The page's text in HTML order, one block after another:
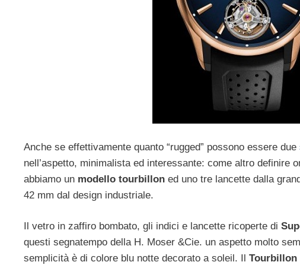
Anche se effettivamente quanto “rugged” possono essere due
nell’aspetto, minimalista ed interessante: come altro definire
abbiamo un modello tourbillon ed uno tre lancette dalla
42 mm dal design industriale.
Il vetro in zaffiro bombato, gli indici e lancette ricoperte di
questi segnatempo della H. Moser &Cie. un aspetto molto
semplicità è di colore blu notte decorato a soleil. Il Tourbillon